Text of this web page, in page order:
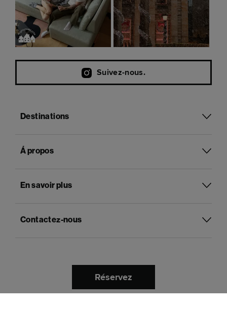
Suivez-nous.
Destinations
Á propos
En savoir plus
Contactez-nous
Langue :Français
Réservez